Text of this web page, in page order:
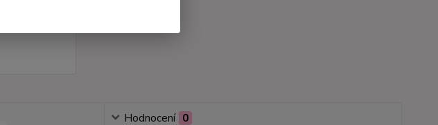
Hodnocení 0